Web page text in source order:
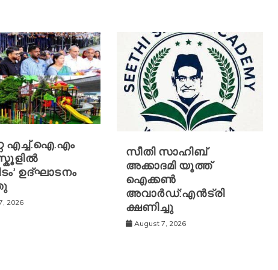
എച്ച്.ഐ.എം
ഉദ്ഘാടനം
2026
സീതി സാഹിബ്
അക്കാദമി യൂത്ത്
ഐക്കൺ
അവാർഡ്:എൻട്രി
ക്ഷണിച്ചു
August 7, 2026